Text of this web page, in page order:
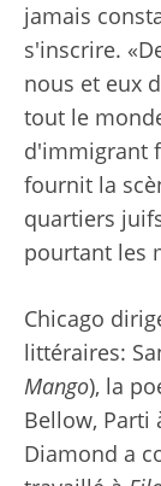
jamais
s'inscrire.
nous et eux
tout le
d'immigrant
fournit la
quartiers
pourtant les
Chicago
littéraires:
Mango), la
Bellow, Parti
Diamond a